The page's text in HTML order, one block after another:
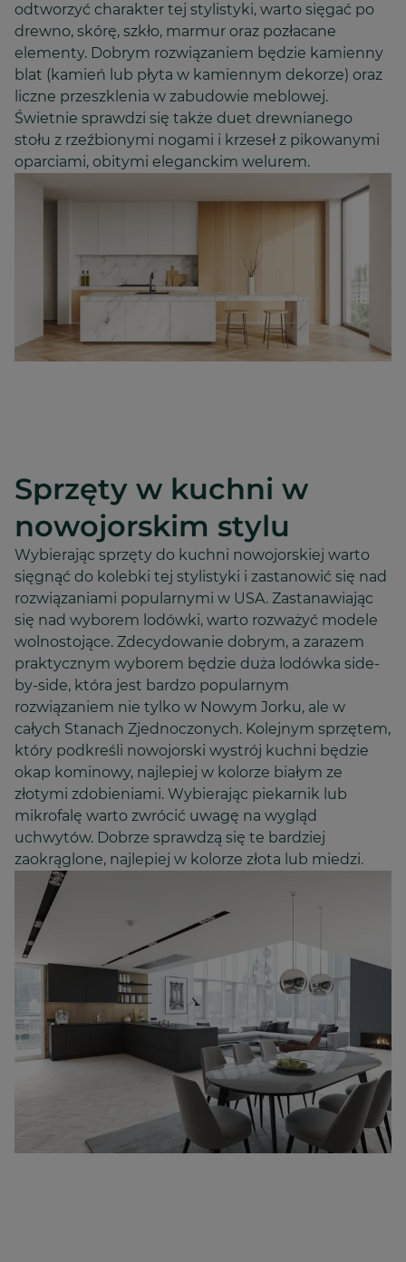
odtworzyć charakter tej stylistyki, warto sięgać po
drewno, skórę, szkło, marmur oraz pozłacane
elementy. Dobrym rozwiązaniem będzie kamienny
blat (kamień lub płyta w kamiennym dekorze) oraz
liczne przeszklenia w zabudowie meblowej.
Świetnie sprawdzi się także duet drewnianego
stołu z rzeźbionymi nogami i krzeseł z pikowanymi
oparciami, obitymi eleganckim welurem.
Sprzęty w kuchni w
nowojorskim stylu
Wybierając sprzęty do kuchni nowojorskiej warto
sięgnąć do kolebki tej stylistyki i zastanowić się nad
rozwiązaniami popularnymi w USA. Zastanawiając
się nad wyborem lodówki, warto rozważyć modele
wolnostojące. Zdecydowanie dobrym, a zarazem
praktycznym wyborem będzie duża lodówka side-
by-side, która jest bardzo popularnym
rozwiązaniem nie tylko w Nowym Jorku, ale w
całych Stanach Zjednoczonych. Kolejnym sprzętem,
który podkreśli nowojorski wystrój kuchni będzie
okap kominowy, najlepiej w kolorze białym ze
złotymi zdobieniami. Wybierając piekarnik lub
mikrofalę warto zwrócić uwagę na wygląd
uchwytów. Dobrze sprawdzą się te bardziej
zaokrąglone, najlepiej w kolorze złota lub miedzi.